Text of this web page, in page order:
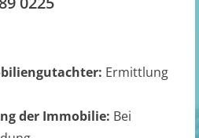
Ermittlung
der Immobilie: Bei